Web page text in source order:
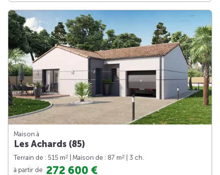
Maison à
Les Achards (85)
Terrain de : 515 m2 | Maison de : 87 m2
| 3 ch.
à partir de 272 600 €